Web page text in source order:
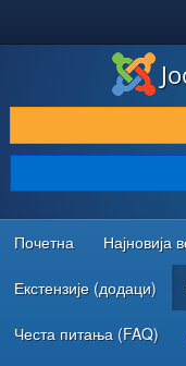
ПРЕУЗИМАЊЕ И
ОТКРИЈТЕ И НАУЧИТЕ
ЗАЈЕДНИЦА И ПОДРШКА
РЕСУРСИ ЗА РАЗВОЈ
Почетна Најновија
Екстензије (додаци)
Честа питања (FAQ)